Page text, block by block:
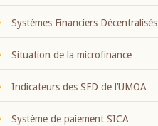
Systèmes Financiers Décentralisés
Situation de la microfinance
Indicateurs des SFD de l’UMOA
Système de paiement SICA